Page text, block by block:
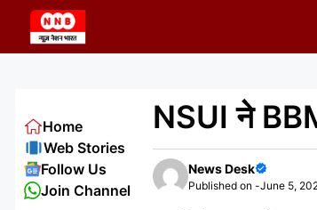
content
NSUI ने
News Desk
Published on -June 5,
Home
Web Stories
Follow Us
Join Channel